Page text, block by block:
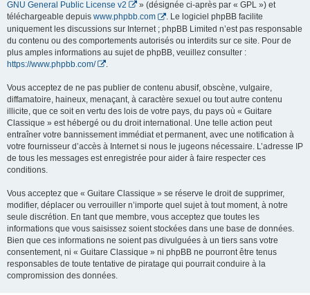
GNU General Public License v2
» (désignée ci-après par « GPL ») et
téléchargeable depuis www.phpbb.com
. Le logiciel phpBB facilite
uniquement les discussions sur Internet ; phpBB Limited n’est pas responsable
du contenu ou des comportements autorisés ou interdits sur ce site. Pour de
plus amples informations au sujet de phpBB, veuillez consulter :
https://www.phpbb.com/
Vous acceptez de ne pas publier de contenu abusif, obscène, vulgaire,
diffamatoire, haineux, menaçant, à caractère sexuel ou tout autre contenu
illicite, que ce soit en vertu des lois de votre pays, du pays où « Guitare
Classique » est hébergé ou du droit international. Une telle action peut
entraîner votre bannissement immédiat et permanent, avec une notification à
votre fournisseur d’accès à Internet si nous le jugeons nécessaire. L’adresse IP
de tous les messages est enregistrée pour aider à faire respecter ces
conditions.
Vous acceptez que « Guitare Classique » se réserve le droit de supprimer,
modifier, déplacer ou verrouiller n’importe quel sujet à tout moment, à notre
seule discrétion. En tant que membre, vous acceptez que toutes les
informations que vous saisissez soient stockées dans une base de données.
Bien que ces informations ne soient pas divulguées à un tiers sans votre
consentement, ni « Guitare Classique » ni phpBB ne pourront être tenus
responsables de toute tentative de piratage qui pourrait conduire à la
compromission des données.